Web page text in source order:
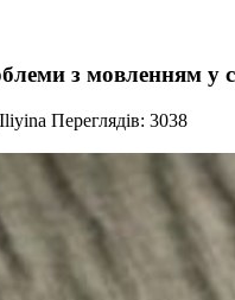
з мовленням у
Переглядів: 3038